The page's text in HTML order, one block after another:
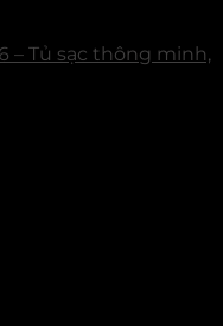
– Tủ sạc thông minh,